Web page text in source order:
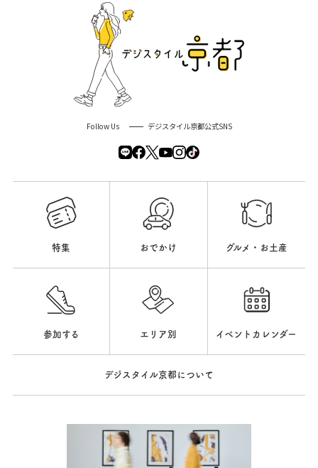
Follow Us デジスタイル京都公式SNS
特集 おでかけ グルメ・お土産
参加する エリア別 イベントカレンダー
デジスタイル京都について